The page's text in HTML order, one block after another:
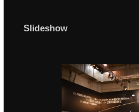
Slideshow